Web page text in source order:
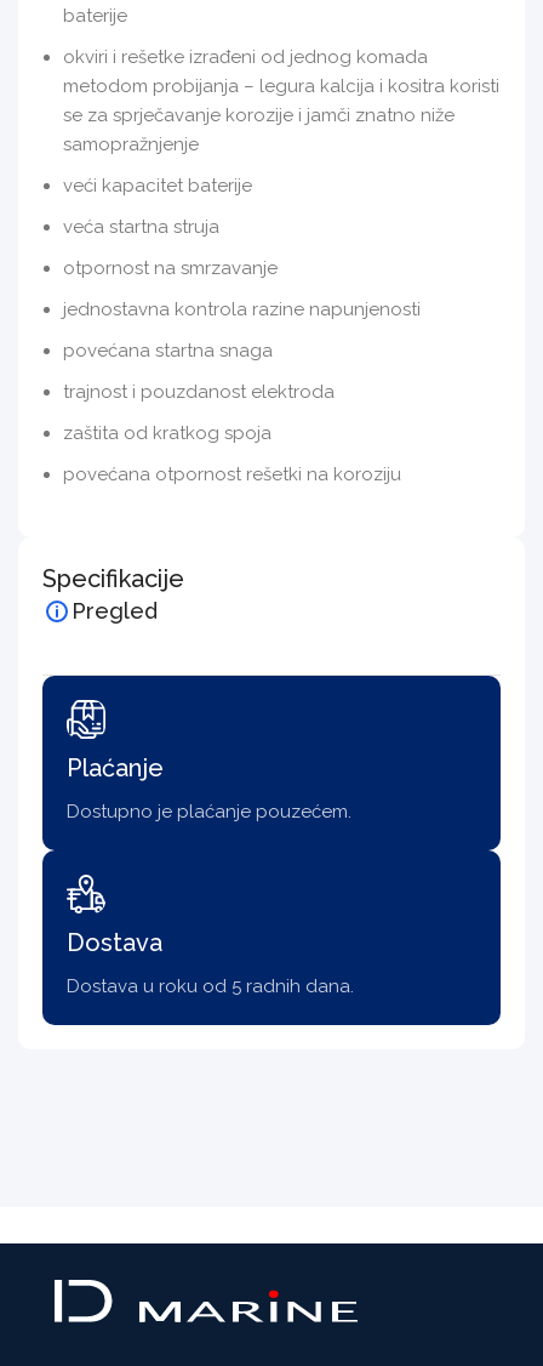
baterije
okviri i rešetke izrađeni od jednog komada
metodom probijanja – legura kalcija i kositra koristi
se za sprječavanje korozije i jamči znatno niže
samopražnjenje
veći kapacitet baterije
veća startna struja
otpornost na smrzavanje
jednostavna kontrola razine napunjenosti
povećana startna snaga
trajnost i pouzdanost elektroda
zaštita od kratkog spoja
povećana otpornost rešetki na koroziju
Specifikacije
Pregled
Plaćanje
Dostupno je plaćanje pouzećem.
Dostava
Dostava u roku od 5 radnih dana.